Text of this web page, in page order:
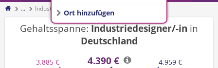
Ort hinzufügen
... Industriedesigner/-in
Gehaltsspanne:Industriedesigner/-in in
Deutschland
3.885 € 4.390 €
4.959 €